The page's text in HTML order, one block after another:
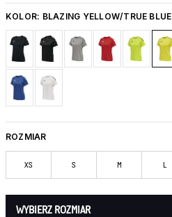
KOLOR: BLAZING YELLOW/TRUE BLUE
ROZMIAR
XS S M L
WYBIERZ ROZMIAR